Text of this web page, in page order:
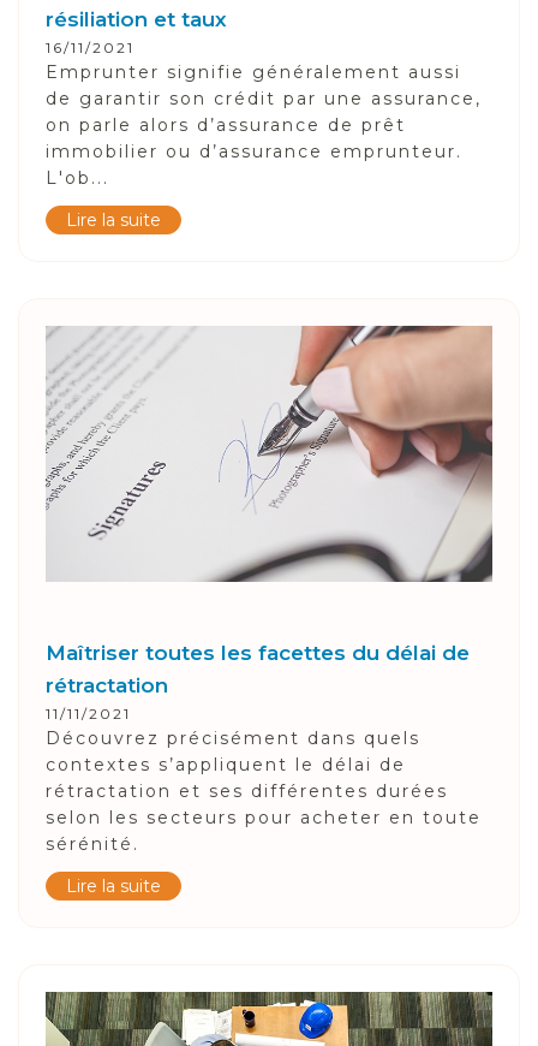
résiliation et taux
16/11/2021
Emprunter signifie généralement aussi
de garantir son crédit par une assurance,
on parle alors d’assurance de prêt
immobilier ou d’assurance emprunteur.
L'ob...
Lire la suite
Maîtriser toutes les facettes du délai de
rétractation
11/11/2021
Découvrez précisément dans quels
contextes s’appliquent le délai de
rétractation et ses différentes durées
selon les secteurs pour acheter en toute
sérénité.
Lire la suite